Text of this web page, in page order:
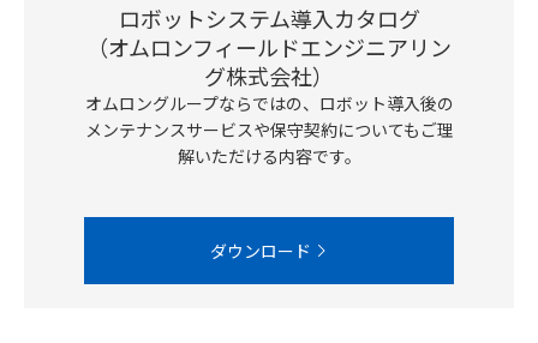
ロボットシステム導入カタログ
（オムロンフィールドエンジニアリン
グ株式会社）
オムロングループならではの、ロボット導入後の
メンテナンスサービスや保守契約についてもご理
解いただける内容です。
ダウンロード